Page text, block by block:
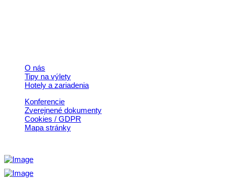
O nás
Tipy na výlety
Hotely a zariadenia
Konferencie
Zverejnené dokumenty
Cookies / GDPR
Mapa stránky